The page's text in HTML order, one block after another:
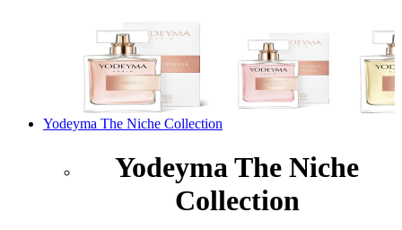
Yodeyma The Niche Collection
Yodeyma The Niche
Collection